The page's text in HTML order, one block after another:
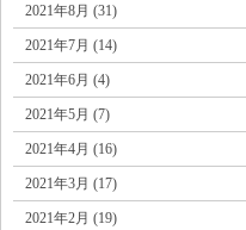
2021年8月 (31)
2021年7月 (14)
2021年6月 (4)
2021年5月 (7)
2021年4月 (16)
2021年3月 (17)
2021年2月 (19)